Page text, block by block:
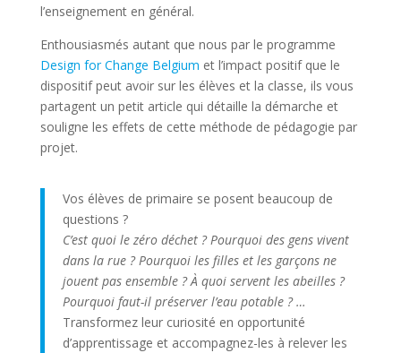
l’enseignement en général.
Enthousiasmés autant que nous par le programme
Design for Change Belgium et l’impact positif que le
dispositif peut avoir sur les élèves et la classe, ils vous
partagent un petit article qui détaille la démarche et
souligne les effets de cette méthode de pédagogie par
projet.
Vos élèves de primaire se posent beaucoup de
questions ?
C’est quoi le zéro déchet ? Pourquoi des gens vivent
dans la rue ? Pourquoi les filles et les garçons ne
jouent pas ensemble ? À quoi servent les abeilles ?
Pourquoi faut-il préserver l’eau potable ? …
Transformez leur curiosité en opportunité
d’apprentissage et accompagnez-les à relever les